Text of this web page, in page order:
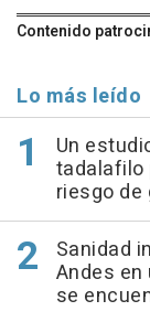
Contenido
Lo más leído
Un
tadalafilo
riesgo de
Sanidad
Andes
se